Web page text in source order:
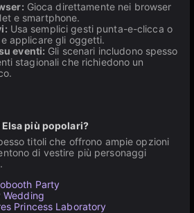
Gioca direttamente nei browser
e smartphone.
Usa semplici gesti punta-e-clicca o
applicare gli oggetti.
eventi: Gli scenari includono spesso
stagionali che richiedono un
più popolari?
titoli che offrono ampie opzioni
di vestire più personaggi
Party
Wedding
Princess Laboratory